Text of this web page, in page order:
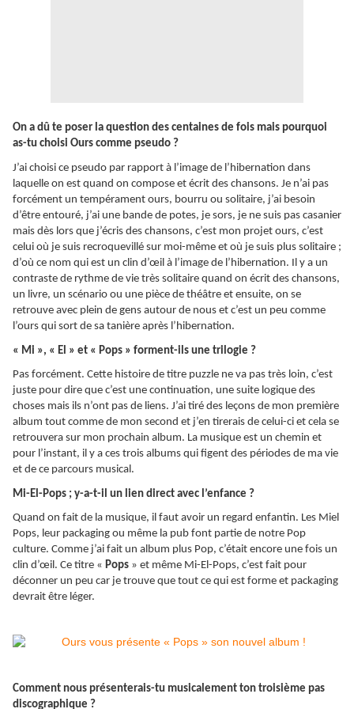
On a dû te poser la question des centaines de fois mais pourquoi
as-tu choisi Ours comme pseudo ?
J’ai choisi ce pseudo par rapport à l’image de l’hibernation dans
laquelle on est quand on compose et écrit des chansons. Je n’ai pas
forcément un tempérament ours, bourru ou solitaire, j’ai besoin
d’être entouré, j’ai une bande de potes, je sors, je ne suis pas casanier
mais dès lors que j’écris des chansons, c’est mon projet ours, c’est
celui où je suis recroquevillé sur moi-même et où je suis plus solitaire ;
d’où ce nom qui est un clin d’œil à l’image de l’hibernation. Il y a un
contraste de rythme de vie très solitaire quand on écrit des chansons,
un livre, un scénario ou une pièce de théâtre et ensuite, on se
retrouve avec plein de gens autour de nous et c’est un peu comme
l’ours qui sort de sa tanière après l’hibernation.
« Mi », « El » et « Pops » forment-ils une trilogie ?
Pas forcément. Cette histoire de titre puzzle ne va pas très loin, c’est
juste pour dire que c’est une continuation, une suite logique des
choses mais ils n’ont pas de liens. J’ai tiré des leçons de mon première
album tout comme de mon second et j’en tirerais de celui-ci et cela se
retrouvera sur mon prochain album. La musique est un chemin et
pour l’instant, il y a ces trois albums qui figent des périodes de ma vie
et de ce parcours musical.
Mi-El-Pops ; y-a-t-il un lien direct avec l’enfance ?
Quand on fait de la musique, il faut avoir un regard enfantin. Les Miel
Pops, leur packaging ou même la pub font partie de notre Pop
culture. Comme j’ai fait un album plus Pop, c’était encore une fois un
clin d’œil. Ce titre « Pops » et même Mi-El-Pops, c’est fait pour
déconner un peu car je trouve que tout ce qui est forme et packaging
devrait être léger.
Comment nous présenterais-tu musicalement ton troisième pas
discographique ?